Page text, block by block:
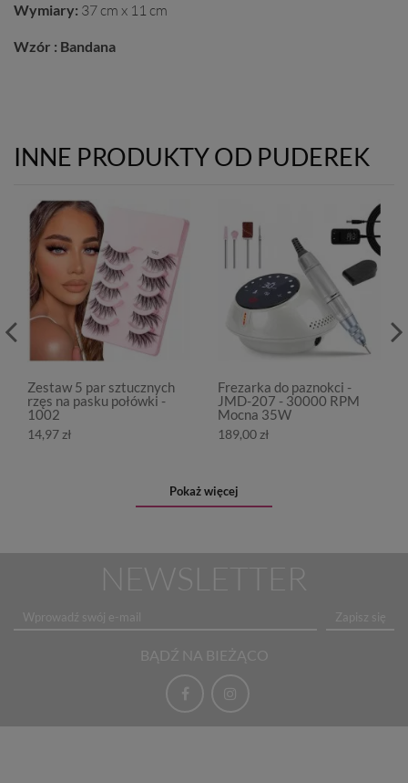
Wymiary: 37 cm x 11 cm
Wzór : Bandana
INNE PRODUKTY OD PUDEREK
Zestaw 5 par sztucznych
rzęs na pasku połówki -
1002
14,97 zł
Frezarka do paznokci -
JMD-207 - 30000 RPM
Mocna 35W
189,00 zł
Pokaż więcej
NEWSLETTER
Zapisz się
BĄDŹ NA BIEŻĄCO